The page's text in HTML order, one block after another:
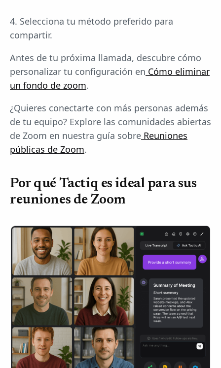
4. Selecciona tu método preferido para
compartir.
Antes de tu próxima llamada, descubre cómo
personalizar tu configuración en Cómo eliminar
un fondo de zoom.
¿Quieres conectarte con más personas además
de tu equipo? Explore las comunidades abiertas
de Zoom en nuestra guía sobre Reuniones
públicas de Zoom.
Por qué Tactiq es ideal para sus
reuniones de Zoom